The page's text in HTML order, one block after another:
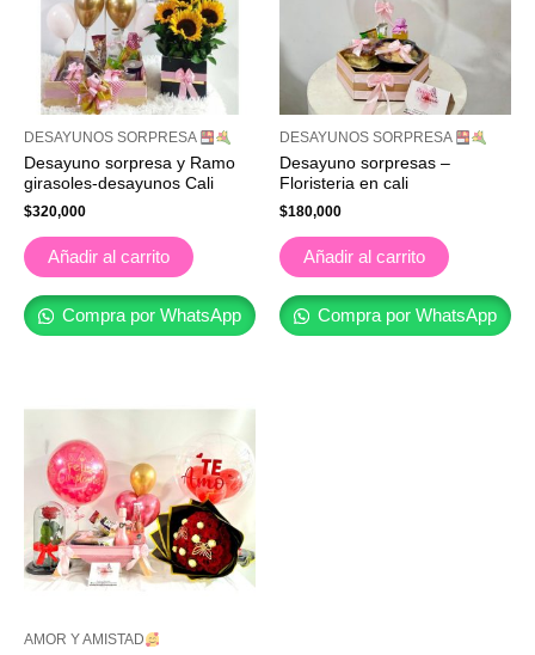
DESAYUNOS SORPRESA
Desayuno sorpresa y Ramo
girasoles-desayunos Cali
$320,000
Añadir al carrito
Compra por WhatsApp
DESAYUNOS SORPRESA
Desayuno sorpresas –
Floristeria en cali
$180,000
Añadir al carrito
Compra por WhatsApp
AMOR Y AMISTAD